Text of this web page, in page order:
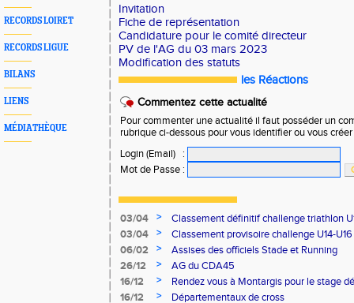
RECORDS LOIRET
RECORDS LIGUE
BILANS
LIENS
MÉDIATHÈQUE
Invitation
Fiche de représentation
Candidature pour le comité directeur
PV de l'AG du 03 mars 2023
Modification des statuts
les Réactions
Commentez cette actualité
Pour commenter une actualité il faut posséder un
rubrique ci-dessous pour vous identifier ou vous
Login (Email)
:
Mot de Passe :
03/04 >
Classement définitif challenge triathlon
03/04
>
Classement provisoire challenge U14-U16
06/02
>
Assises des officiels Stade et Running
26/12
>
AG du CDA45
16/12
>
Rendez vous à Montargis pour le stage
cross 18 janvier
16/12 >
Départementaux de cross